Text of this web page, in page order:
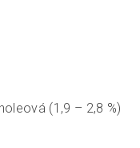
(1,9 – 2,8 %)